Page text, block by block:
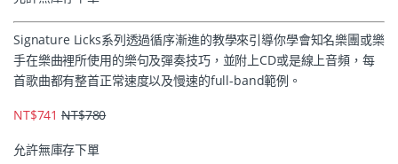
Signature Licks系列透過循序漸進的教學來引導你學會知名樂團或樂
手在樂曲裡所使用的樂句及彈奏技巧，並附上CD或是線上音頻，每
首歌曲都有整首正常速度以及慢速的full-band範例。
NT$741 NT$780
允許無庫存下單